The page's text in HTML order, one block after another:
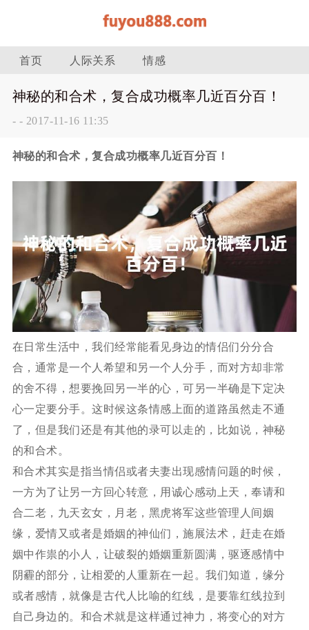
首页 人际关系 情感
神秘的和合术，复合成功概率几近百分百！
- - 2017-11-16 11:35
神秘的和合术，复合成功概率几近百分百！
在日常生活中，我们经常能看见身边的情侣们分分合
合，通常是一个人希望和另一个人分手，而对方却非常
的舍不得，想要挽回另一半的心，可另一半确是下定决
心一定要分手。这时候这条情感上面的道路虽然走不通
了，但是我们还是有其他的录可以走的，比如说，神秘
的和合术。
和合术其实是指当情侣或者夫妻出现感情问题的时候，
一方为了让另一方回心转意，用诚心感动上天，奉请和
合二老，九天玄女，月老，黑虎将军这些管理人间姻
缘，爱情又或者是婚姻的神仙们，施展法术，赶走在婚
姻中作祟的小人，让破裂的婚姻重新圆满，驱逐感情中
阴霾的部分，让相爱的人重新在一起。我们知道，缘分
或者感情，就像是古代人比喻的红线，是要靠红线拉到
自己身边的。和合术就是这样通过神力，将变心的对方